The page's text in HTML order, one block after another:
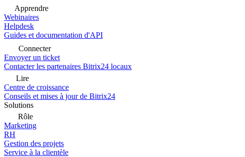
Apprendre
Webinaires
Helpdesk
Guides et documentation d'API
Connecter
Envoyer un ticket
Contacter les partenaires Bitrix24 locaux
Lire
Centre de croissance
Conseils et mises à jour de Bitrix24
Solutions
Rôle
Marketing
RH
Gestion des projets
Service à la clientèle